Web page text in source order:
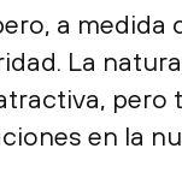
a medida
La
en la